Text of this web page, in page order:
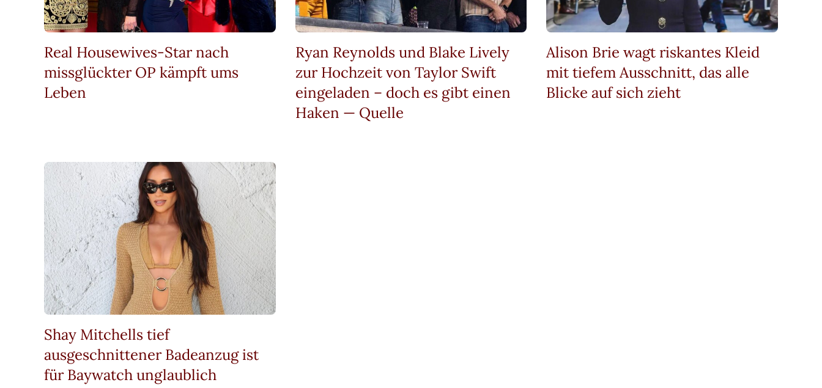
Real Housewives-Star nach
missglückter OP kämpft ums
Leben
Ryan Reynolds und Blake Lively
zur Hochzeit von Taylor Swift
eingeladen – doch es gibt einen
Haken — Quelle
Alison Brie wagt riskantes Kleid
mit tiefem Ausschnitt, das alle
Blicke auf sich zieht
Shay Mitchells tief
ausgeschnittener Badeanzug ist
für Baywatch unglaublich